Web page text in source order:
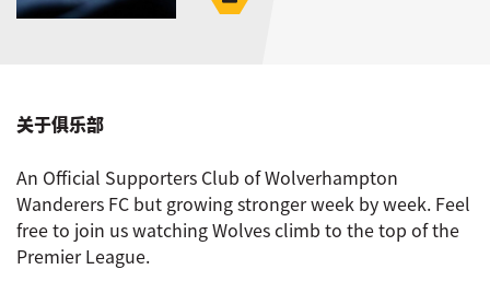
关于俱乐部
An Official Supporters Club of Wolverhampton
Wanderers FC but growing stronger week by week. Feel
free to join us watching Wolves climb to the top of the
Premier League.